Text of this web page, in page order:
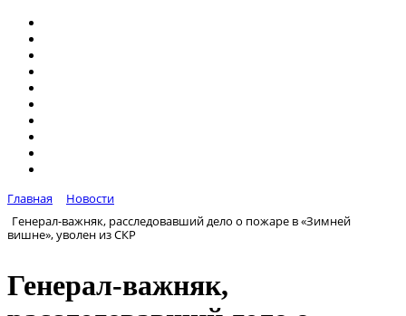
Главная
Новости
Генерал-важняк, расследовавший дело о пожаре в «Зимней
вишне», уволен из СКР
Генерал-важняк,